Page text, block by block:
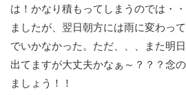
は！かなり積もってしまうのでは・
ましたが、翌日朝方には雨に変わっ
でいかなかった。ただ、、、また明
出てますが大丈夫かなぁ～？？？念
ましょう！！